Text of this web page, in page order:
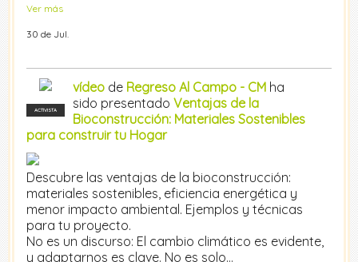
Ver más
30 de Jul.
ACTIVISTA
vídeo de Regreso Al Campo - CM ha
sido presentado Ventajas de la
Bioconstrucción: Materiales Sostenibles
para construir tu Hogar
Descubre las ventajas de la bioconstrucción:
materiales sostenibles, eficiencia energética y
menor impacto ambiental. Ejemplos y técnicas
para tu proyecto.
No es un discurso: El cambio climático es evidente,
y adaptarnos es clave. No es solo…